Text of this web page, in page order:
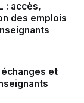
: accès,
des emplois
et